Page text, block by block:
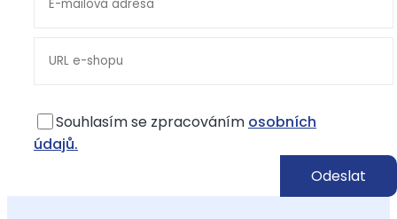
Souhlasím se zpracováním osobních
údajů.